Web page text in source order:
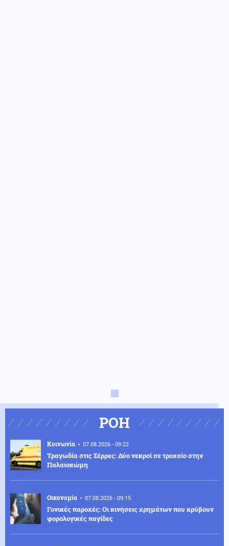
ΡΟΗ
Κοινωνία 07.08.2026 - 09:22
Τραγωδία στις Σέρρες: Δύο νεκροί σε τροχαίο στην
Παλαιοκώμη
Οικονομία 07.08.2026 - 09:15
Γονικές παροχές: Οι κινήσεις χρημάτων που κρύβουν
φορολογικές παγίδες